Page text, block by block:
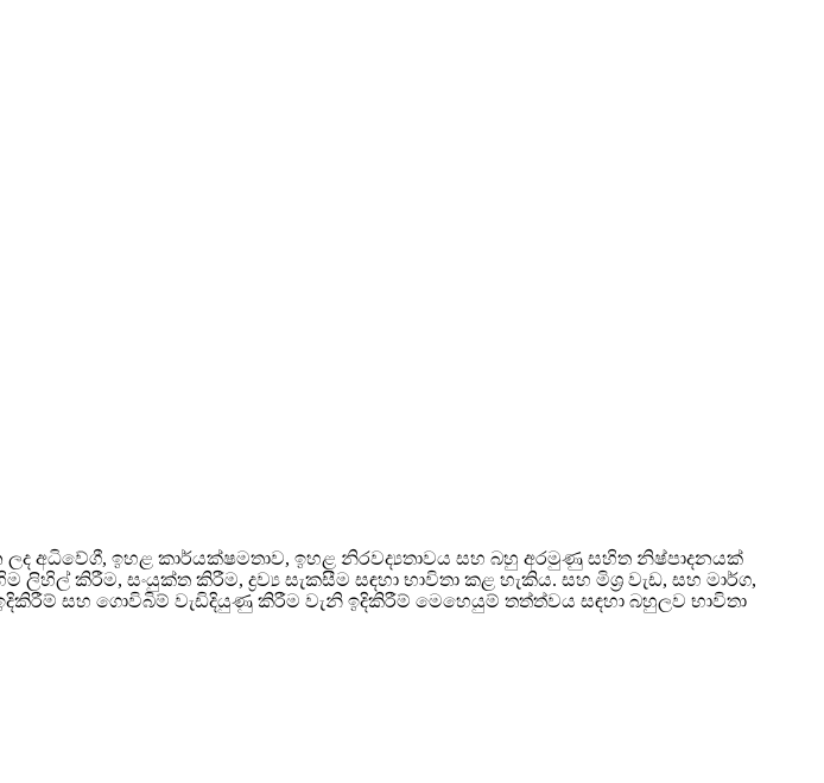
අධිවේගී, ඉහළ කාර්යක්ෂමතාව, ඉහළ නිරවද්‍යතාවය සහ බහු අරමුණු සහිත නිෂ්පාදනයක්
කිරීම, සංයුක්ත කිරීම, ද්‍රව්‍ය සැකසීම සඳහා භාවිතා කළ හැකිය. සහ මිශ්‍ර වැඩ, සහ මාර්ග,
සහ ගොවිබිම් වැඩිදියුණු කිරීම වැනි ඉදිකිරීම් මෙහෙයුම් තත්ත්වය සඳහා බහුලව භාවිතා